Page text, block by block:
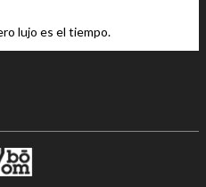
lujo es el tiempo.